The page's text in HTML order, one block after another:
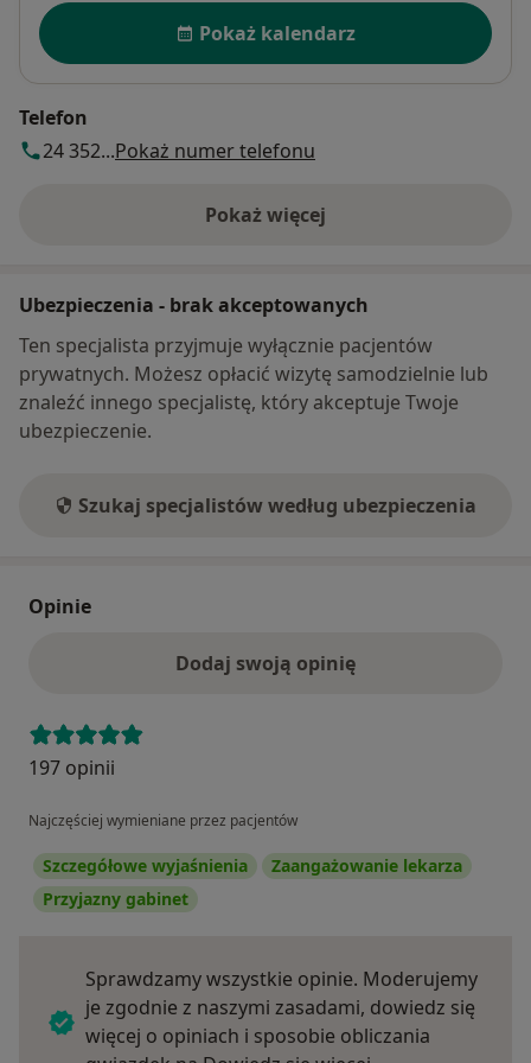
dziecięcej w Polsce jest ogromny. Od lat podejmuje
bardzo trudne zabiegi uzyskując bardzo dobre wyniki.
W czasie swojego wieloletniego stażu zawodowego
wykonał kilka tysięcy najcięższych zabiegów
neurochirurgicznych, wśród których znalazły się
czaszkowo – mózgowych , operacje naczyniowe, w tym
Dostępność
Pokaż kalendarz
Telefon
24 352...Pokaż numer telefonu
Pokaż więcej
o adresie
Ubezpieczenia - brak akceptowanych
Ten specjalista przyjmuje wyłącznie pacjentów
prywatnych. Możesz opłacić wizytę samodzielnie lub
znaleźć innego specjalistę, który akceptuje Twoje
ubezpieczenie.
Szukaj specjalistów według ubezpieczenia
Opinie
Dodaj swoją opinię
197 opinii
Najczęściej wymieniane przez pacjentów
Szczegółowe wyjaśnienia
Zaangażowanie lekarza
Przyjazny gabinet
Sprawdzamy wszystkie opinie. Moderujemy
je zgodnie z naszymi zasadami, dowiedz się
więcej o opiniach i sposobie obliczania